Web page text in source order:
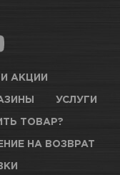
АКЦИИ
УСЛУГИ
ТОВАР?
НА ВОЗВРАТ